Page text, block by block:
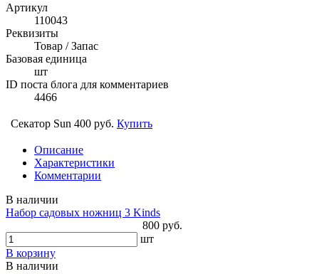
Артикул
110043
Реквизиты
Товар / Запас
Базовая единица
шт
ID поста блога для комментариев
4466
Секатор Sun 400 руб. Купить
Описание
Характеристики
Комментарии
В наличии
Набор садовых ножниц 3 Kinds
800 руб.
шт
В корзину
В наличии